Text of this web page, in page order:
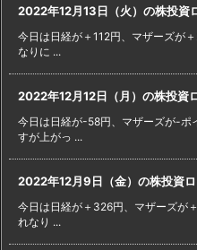
2022年12月13日（火）の株投資
今日は日経が＋112円、マザーズが
なりに ...
2022年12月12日（月）の株投資
今日は日経が-58円、マザーズが-ポ
すが上がっ ...
2022年12月9日（金）の株投資
今日は日経が＋326円、マザーズが
れなり ...